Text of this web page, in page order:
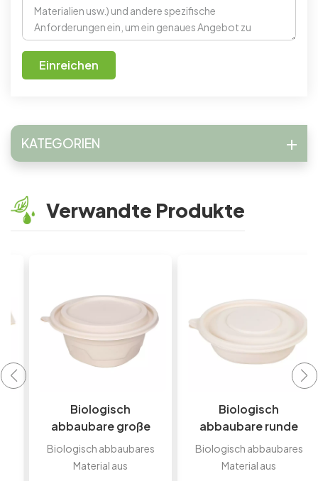
Einreichen
KATEGORIEN
Verwandte Produkte
Biologisch
abbaubare große
Lunchbox aus
Maisstärke,
Biologisch abbaubares
Material aus
Biologisch
abbaubare runde
Einweg-
Lunchboxen und -
Biologisch abbaubares
Material aus